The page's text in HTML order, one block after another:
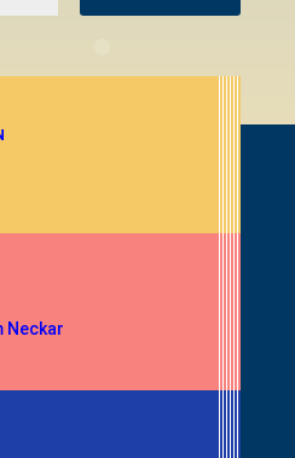
Neckar